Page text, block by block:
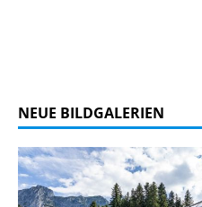
NEUE BILDGALERIEN